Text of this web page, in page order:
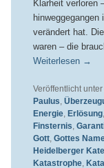
Klarheit verloren
verändert hat.
waren – die
Weiterlesen →
Veröffentlicht unter
Paulus
Energie, Erlösung,
Finsternis
Gott, Gottes
Heidelberger
Katastrophe,